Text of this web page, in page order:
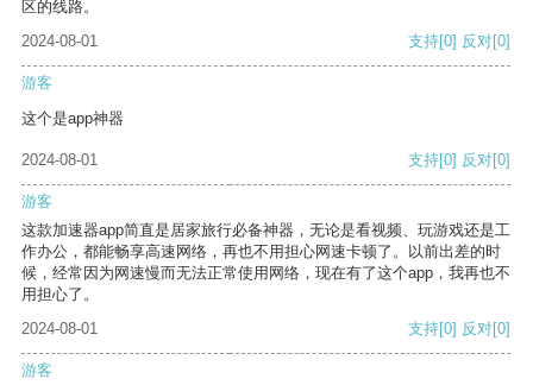
区的线路。
2024-08-01
支持[0] 反对[0]
游客
这个是app神器
2024-08-01 支持[0] 反对[0]
游客
这款加速器app简直是居家旅行必备神器，无论是看视频、玩游戏还是工
作办公，都能畅享高速网络，再也不用担心网速卡顿了。以前出差的时
候，经常因为网速慢而无法正常使用网络，现在有了这个app，我再也不
用担心了。
2024-08-01
支持[0] 反对[0]
游客